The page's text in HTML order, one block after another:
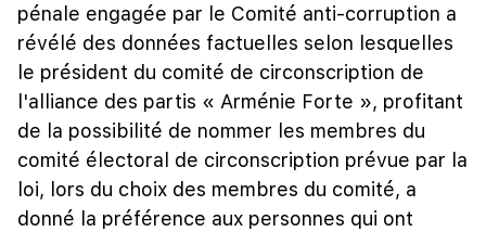
pénale engagée par le Comité anti-corruption a
révélé des données factuelles selon lesquelles
le président du comité de circonscription de
l'alliance des partis « Arménie Forte », profitant
de la possibilité de nommer les membres du
comité électoral de circonscription prévue par la
loi, lors du choix des membres du comité, a
donné la préférence aux personnes qui ont